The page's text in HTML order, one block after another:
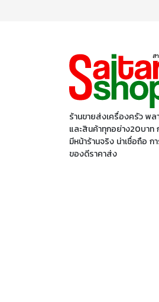
ร้านขายส่งเครื่องครัว พ
และสินค้าทุกอย่าง20บาท
มีหน้าร้านจริง น่าเชื่อถือ ก
ของดีราคาส่ง